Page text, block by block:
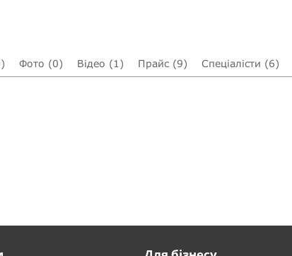
Фото (0) Відео (1) Прайс (9) Спеціалісти (6)